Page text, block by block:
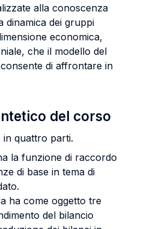
alla conoscenza
dinamica dei gruppi
economica,
che il modello del
di affrontare in
del corso
quattro parti.
la funzione di raccordo
di base in tema di
ha come oggetto tre
del bilancio